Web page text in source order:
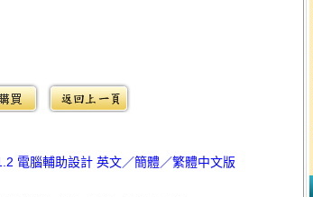
電腦輔助設計 英文／簡體／繁體中文版